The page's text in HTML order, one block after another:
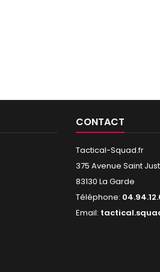
CONTACT
Tactical-Squad.fr
375 Avenue Saint Just
83130 La Garde
Téléphone:
Email: